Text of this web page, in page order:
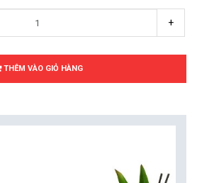
+
THÊM VÀO GIỎ HÀNG